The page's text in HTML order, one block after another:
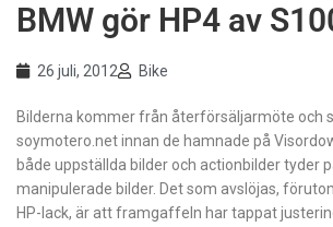
BMW gör HP4 av
26 juli, 2012 Bike
Bilderna kommer från återförsäljarmöte och
soymotero.net innan de hamnade på
både uppställda bilder och actionbilder tyder
manipulerade bilder. Det som avslöjas,
HP-lack, är att framgaffeln har tappat